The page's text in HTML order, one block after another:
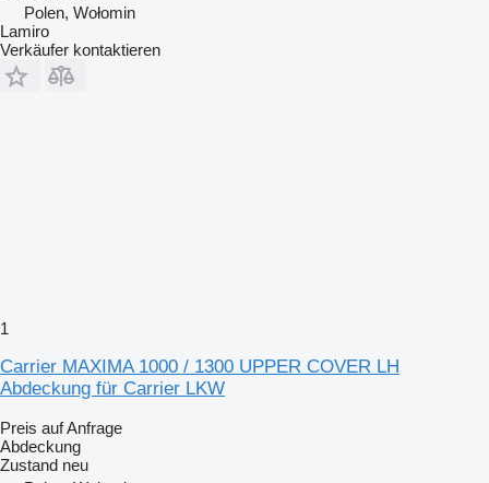
Polen, Wołomin
Lamiro
Verkäufer kontaktieren
1
Carrier MAXIMA 1000 / 1300 UPPER COVER LH
Abdeckung für Carrier LKW
Preis auf Anfrage
Abdeckung
Zustand neu